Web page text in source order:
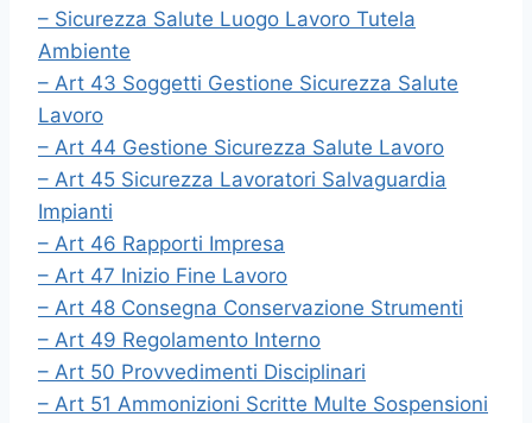
– Sicurezza Salute Luogo Lavoro Tutela
Ambiente
– Art 43 Soggetti Gestione Sicurezza Salute
Lavoro
– Art 44 Gestione Sicurezza Salute Lavoro
– Art 45 Sicurezza Lavoratori Salvaguardia
Impianti
– Art 46 Rapporti Impresa
– Art 47 Inizio Fine Lavoro
– Art 48 Consegna Conservazione Strumenti
– Art 49 Regolamento Interno
– Art 50 Provvedimenti Disciplinari
– Art 51 Ammonizioni Scritte Multe Sospensioni